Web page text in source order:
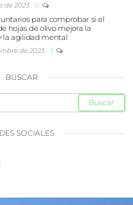
de 2023 0
para comprobar si el
hojas de olivo mejora la
la agilidad mental
de 2023 3
BUSCAR
SOCIALES